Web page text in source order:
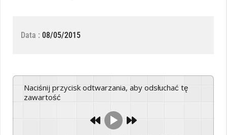
Data : 08/05/2015
Naciśnij przycisk odtwarzania, aby odsłuchać tę
zawartość